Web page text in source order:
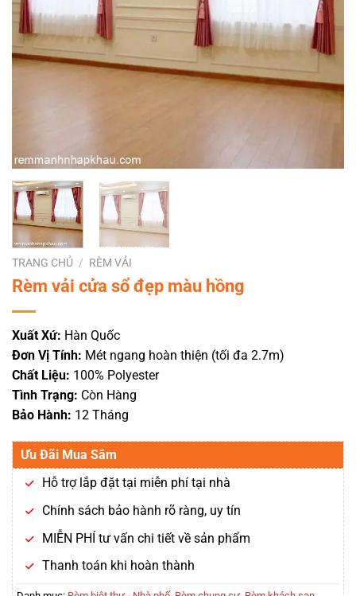
TRANG CHỦ / RÈM VẢI
Rèm vải cửa sổ đẹp màu hồng
Xuất Xứ: Hàn Quốc
Đơn Vị Tính: Mét ngang hoàn thiện (tối đa 2.7m)
Chất Liệu: 100% Polyester
Tình Trạng: Còn Hàng
Bảo Hành: 12 Tháng
Ưu Đãi Mua Sắm
Hỗ trợ lắp đặt tại miễn phí tại nhà
Chính sách bảo hành rõ ràng, uy tín
MIỄN PHÍ tư vấn chi tiết về sản phẩm
Thanh toán khi hoàn thành